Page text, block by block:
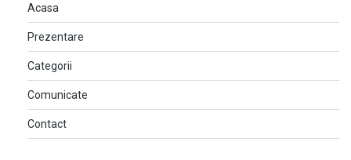
Acasa
Prezentare
Categorii
Comunicate
Contact